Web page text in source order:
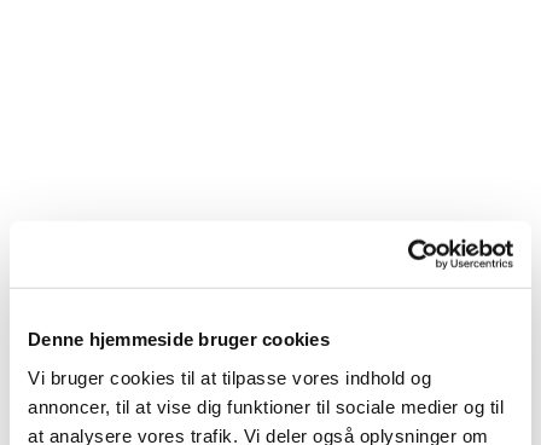
Denne hjemmeside bruger cookies
Vi bruger cookies til at tilpasse vores indhold og
annoncer, til at vise dig funktioner til sociale medier og til
at analysere vores trafik. Vi deler også oplysninger om
Du vil måske også kunne